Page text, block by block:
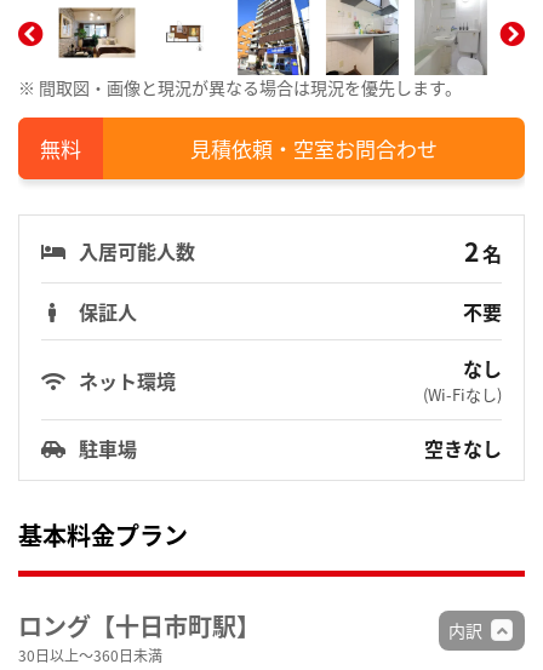
※ 間取図・画像と現況が異なる場合は現況を優先します。
見積依頼・空室お問合わせ
入居可能人数 2名
保証人
不要
ネット環境 なし
(Wi-Fiなし)
駐車場 空きなし
基本料金プラン
ロング【十日市町駅】
30日以上～360日未満
内訳